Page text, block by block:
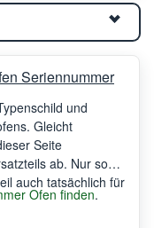
Seriennummer
und
Gleicht
Seite
ab. Nur so
auch tatsächlich für
Ofen finden.